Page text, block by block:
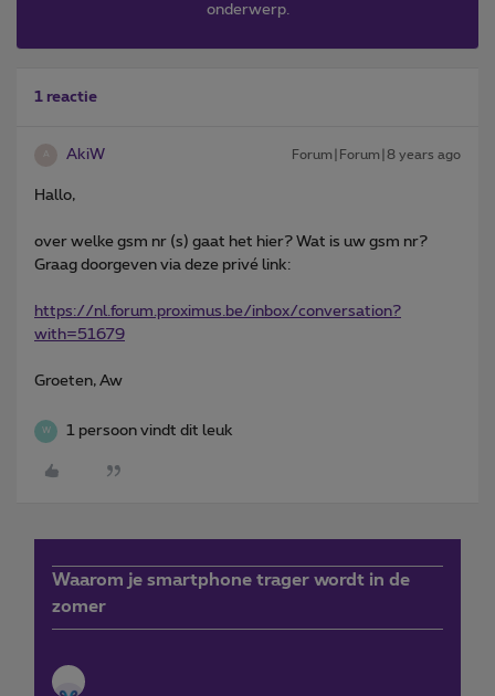
onderwerp.
1 reactie
AkiW Forum|Forum|8 years ago
Hallo,
over welke gsm nr (s) gaat het hier? Wat is uw gsm nr?
Graag doorgeven via deze privé link:
https://nl.forum.proximus.be/inbox/conversation?
with=51679
Groeten, Aw
W 1 persoon vindt dit leuk
Waarom je smartphone trager wordt in de
zomer